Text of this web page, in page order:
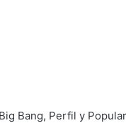
Bang, Perfil y